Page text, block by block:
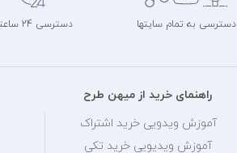
دسترسی به تمام سایتها دسترسی 24 ساعته
راهنمای خرید از میهن طرح
آموزش ویدویی خرید اشتراک
آموزش ویدیویی خرید تکی